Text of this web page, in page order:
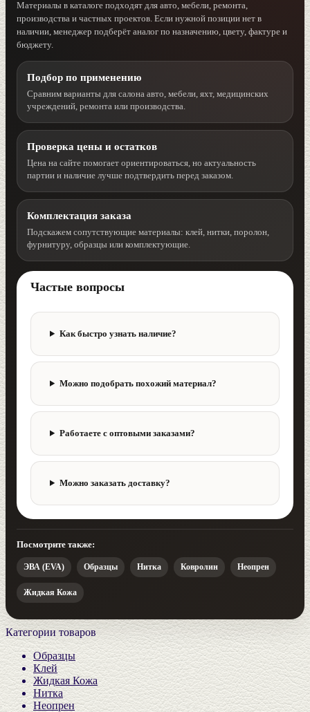
Материалы в каталоге подходят для авто, мебели, ремонта,
производства и частных проектов. Если нужной позиции нет в
наличии, менеджер подберёт аналог по назначению, цвету, фактуре и
бюджету.
Подбор по применению
Сравним варианты для салона авто, мебели, яхт, медицинских
учреждений, ремонта или производства.
Проверка цены и остатков
Цена на сайте помогает ориентироваться, но актуальность
партии и наличие лучше подтвердить перед заказом.
Комплектация заказа
Подскажем сопутствующие материалы: клей, нитки, поролон,
фурнитуру, образцы или комплектующие.
Частые вопросы
Как быстро узнать наличие?
Можно подобрать похожий материал?
Работаете с оптовыми заказами?
Можно заказать доставку?
Посмотрите также:
ЭВА (EVA) Образцы Нитка Ковролин Неопрен
Жидкая Кожа
Категории товаров
Образцы
Клей
Жидкая Кожа
Нитка
Неопрен